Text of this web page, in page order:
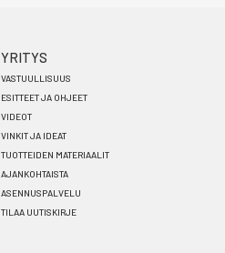
YRITYS
VASTUULLISUUS
ESITTEET JA OHJEET
VIDEOT
VINKIT JA IDEAT
TUOTTEIDEN MATERIAALIT
AJANKOHTAISTA
ASENNUSPALVELU
TILAA UUTISKIRJE